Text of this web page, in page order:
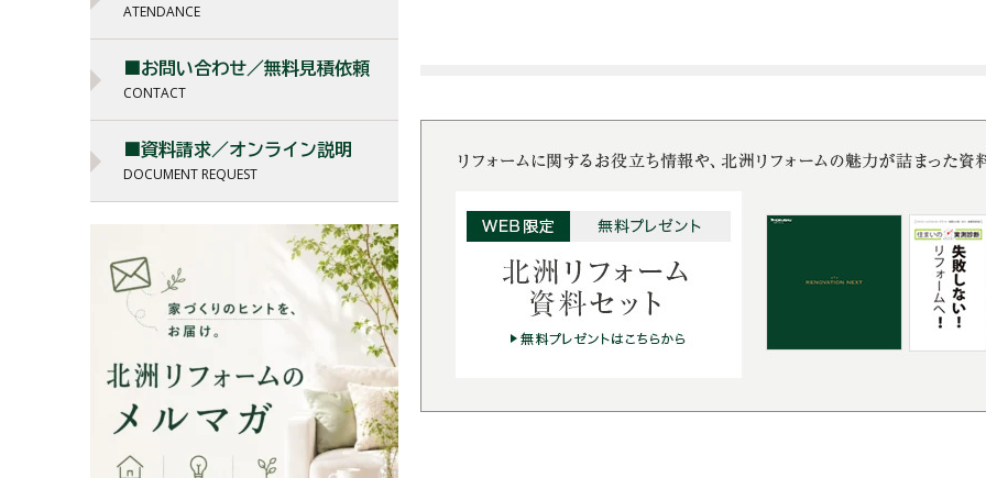
ATENDANCE
■お問い合わせ／無料見積依頼
CONTACT
■資料請求／オンライン説明
DOCUMENT REQUEST